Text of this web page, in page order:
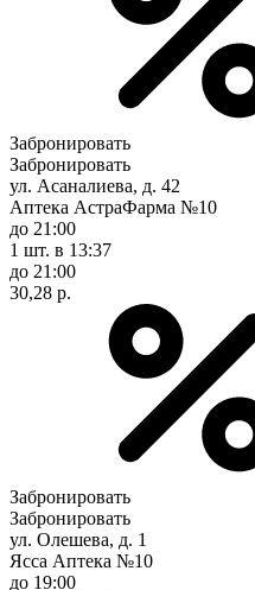
Забронировать
Забронировать
ул. Асаналиева, д. 42
Аптека АстраФарма №10
до 21:00
1 шт. в 13:37
до 21:00
30,28 р.
Забронировать
Забронировать
ул. Олешева, д. 1
Ясса Аптека №10
до 19:00